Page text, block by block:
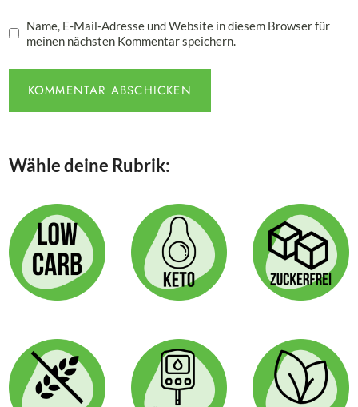
Name, E-Mail-Adresse und Website in diesem Browser für
meinen nächsten Kommentar speichern.
Wähle deine Rubrik: